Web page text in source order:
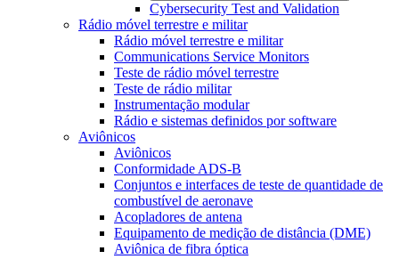
Cybersecurity Test and Validation
Rádio móvel terrestre e militar
Rádio móvel terrestre e militar
Communications Service Monitors
Teste de rádio móvel terrestre
Teste de rádio militar
Instrumentação modular
Rádio e sistemas definidos por software
Aviônicos
Aviônicos
Conformidade ADS-B
Conjuntos e interfaces de teste de quantidade de
combustível de aeronave
Acopladores de antena
Equipamento de medição de distância (DME)
Aviônica de fibra óptica